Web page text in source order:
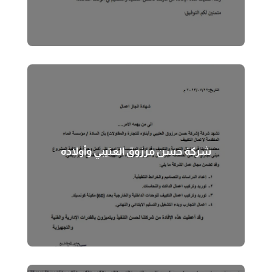
شركة حسن مرزوق العتيبي وأولاده
شركة حسن مرزوق العتيبي وأولاده